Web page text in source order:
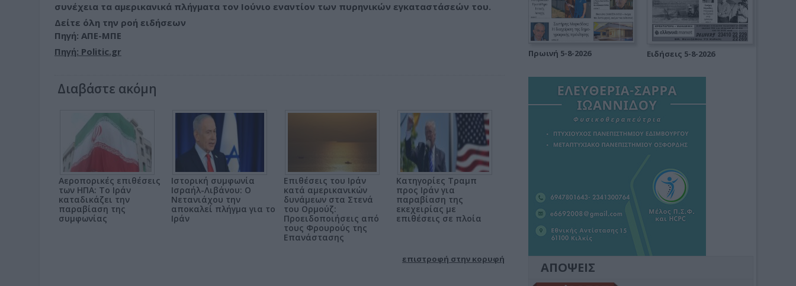
συνέχεια τα αμερικανικά πλήγματα τον Ιούνιο εναντίον των πυρηνικών εγκαταστάσεών του.
Δείτε όλη την ροή ειδήσεων
Πηγή: ΑΠΕ-ΜΠΕ
Πηγή: Politic.gr
Διαβάστε ακόμη
Αεροπορικές επιθέσεις
των ΗΠΑ: Το Ιράν
καταδικάζει την
παραβίαση της
συμφωνίας
Ιστορική συμφωνία
Ισραήλ-Λιβάνου: Ο
Νετανιάχου την
αποκαλεί πλήγμα για το
Ιράν
Επιθέσεις του Ιράν
κατά αμερικανικών
δυνάμεων στα Στενά
του Ορμούζ:
Προειδοποιήσεις από
τους Φρουρούς της
Επανάστασης
Κατηγορίες Τραμπ
προς Ιράν για
παραβίαση της
εκεχειρίας με
επιθέσεις σε πλοία
επιστροφή στην κορυφή
Πρωινή 5-8-2026 Ειδήσεις 5-8-2026
ΑΠΟΨΕΙΣ